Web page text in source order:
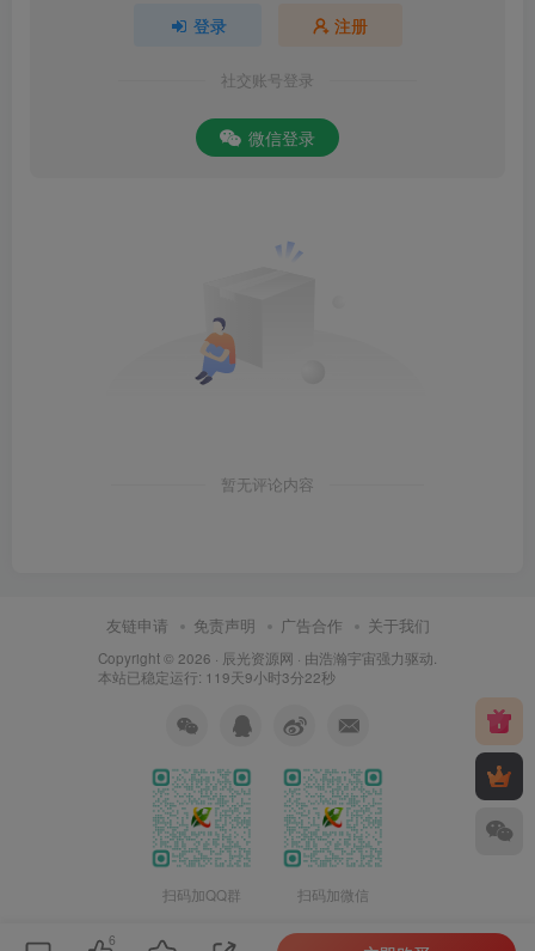
登录 注册
社交账号登录
微信登录
暂无评论内容
友链申请 免责声明 广告合作 关于我们
Copyright © 2026 · 辰光资源网 · 由浩瀚宇宙强力驱动.
本站已稳定运行: 119天9小时3分22秒
扫码加QQ群 扫码加微信
6